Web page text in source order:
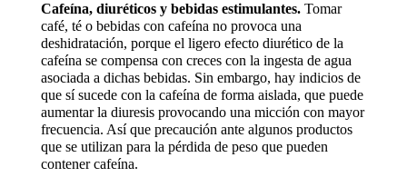
Cafeína, diuréticos y bebidas estimulantes.Tomar
café, té o bebidas con cafeína no provoca una
deshidratación, porque el ligero efecto diurético de la
cafeína se compensa con creces con la ingesta de agua
asociada a dichas bebidas. Sin embargo, hay indicios de
que sí sucede con la cafeína de forma aislada, que puede
aumentar la diuresis provocando una micción con mayor
frecuencia. Así que precaución ante algunos productos
que se utilizan para la pérdida de peso que pueden
contener cafeína.